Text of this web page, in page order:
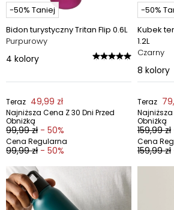
-50% Taniej
Bidon turystyczny Tritan Flip 0.6L
Purpurowy
4 kolory
Teraz 49,99 zł
Najniższa Cena Z 30 Dni Przed
Obniżką
99,99 zł - 50%
Cena Regularna
99,99 zł - 50%
-50%
Kubek
1.2L
Czarny
8 kolory
Teraz
Najniższa
Obniżką
159,99 zł
Cena
159,99 zł